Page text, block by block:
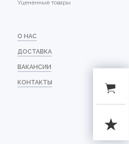
Уцененные товары
О НАС
ДОСТАВКА
ВАКАНСИИ
КОНТАКТЫ